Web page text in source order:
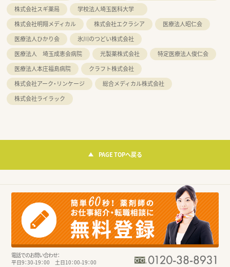
株式会社スギ薬局
学校法人埼玉医科大学
株式会社明翔メディカル
株式会社エクラシア
医療法人昭仁会
医療法人ひかり会
氷川のつどい株式会社
医療法人 埼玉成恵会病院
光製薬株式会社
特定医療法人俊仁会
医療法人本庄福島病院
クラフト株式会社
株式会社アーク・リンケージ
総合メディカル株式会社
株式会社ライラック
PAGE TOPへ戻る
電話でのお問い合わせ：
平日9：30-19：00 土日10：00-19：00